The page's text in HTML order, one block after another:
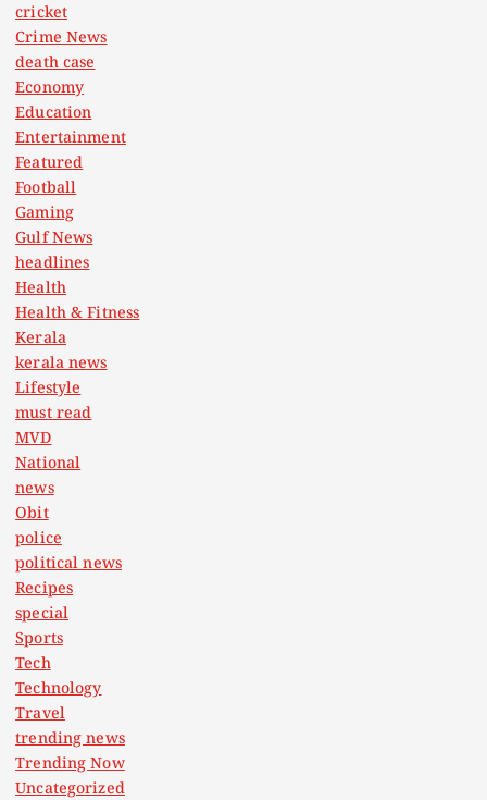
cricket
Crime News
death case
Economy
Education
Entertainment
Featured
Football
Gaming
Gulf News
headlines
Health
Health & Fitness
Kerala
kerala news
Lifestyle
must read
MVD
National
news
Obit
police
political news
Recipes
special
Sports
Tech
Technology
Travel
trending news
Trending Now
Uncategorized